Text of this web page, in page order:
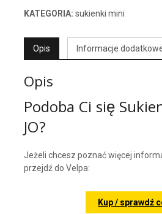
KATEGORIA: sukienki mini
Opis Informacje
Opis
Podoba Ci się
JO?
Jeżeli chcesz poznać więcej
przejdź do Velpa:
Kup / sprawdź